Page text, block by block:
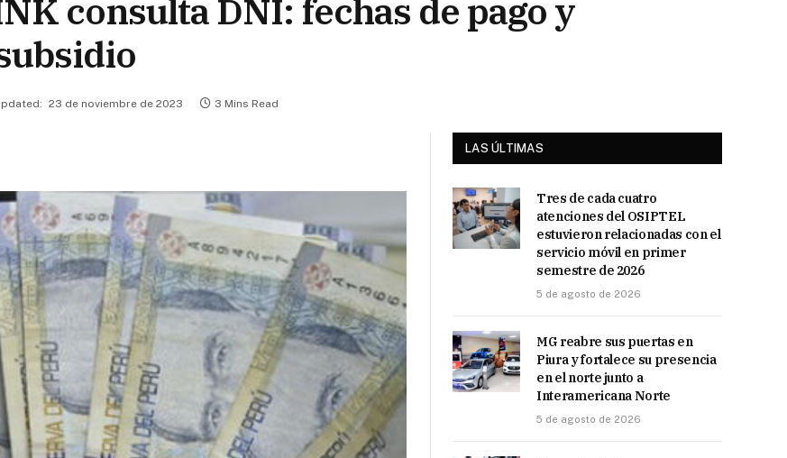
consulta DNI: fechas de pago y
23 de noviembre de 2023 3 Mins Read
LAS ÚLTIMAS
Tres de cada cuatro
atenciones del OSIPTEL
estuvieron relacionadas con el
servicio móvil en primer
semestre de 2026
5 de agosto de 2026
MG reabre sus puertas en
Piura y fortalece su presencia
en el norte junto a
Interamericana Norte
5 de agosto de 2026